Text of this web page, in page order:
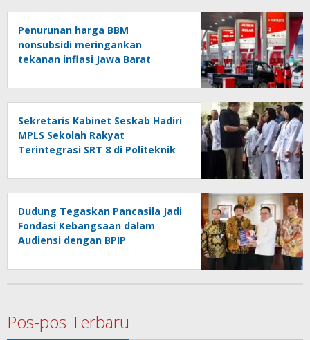
Penurunan harga BBM
nonsubsidi meringankan
tekanan inflasi Jawa Barat
Sekretaris Kabinet Seskab Hadiri
MPLS Sekolah Rakyat
Terintegrasi SRT 8 di Politeknik
Dudung Tegaskan Pancasila Jadi
Fondasi Kebangsaan dalam
Audiensi dengan BPIP
Pos-pos Terbaru